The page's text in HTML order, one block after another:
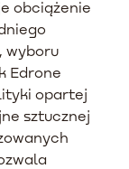
obciążenie
wyboru
Edrone
opartej
sztucznej